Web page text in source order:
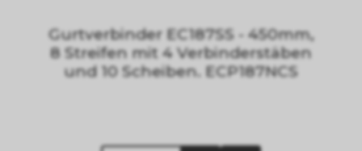
Gurtverbinder EC187SS - 450mm,
8 Streifen mit 4 Verbinderstäben
und 10 Scheiben. ECP187NCS